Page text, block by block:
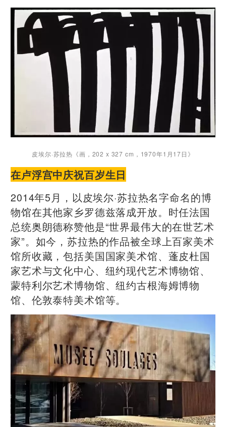
皮埃尔·苏拉热 《画，202 x 327 cm，1970年1月17日》
在卢浮宫中庆祝百岁生日
2014年5月，以皮埃尔·苏拉热名字命名的博
物馆在其他家乡罗德兹落成开放。时任法国
总统奥朗德称赞他是“世界最伟大的在世艺术
家”。如今，苏拉热的作品被全球上百家美术
馆所收藏，包括美国国家美术馆、蓬皮杜国
家艺术与文化中心、纽约现代艺术博物馆、
蒙特利尔艺术博物馆、纽约古根海姆博物
馆、伦敦泰特美术馆等。